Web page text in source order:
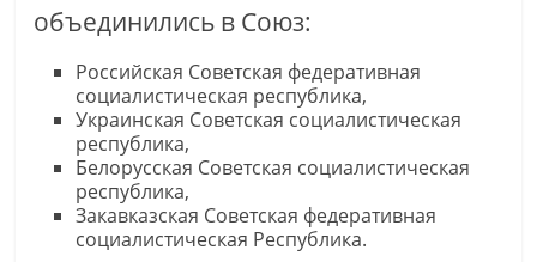
объединились в Союз:
Российская Советская федеративная
социалистическая республика,
Украинская Советская социалистическая
республика,
Белорусская Советская социалистическая
республика,
Закавказская Советская федеративная
социалистическая Республика.